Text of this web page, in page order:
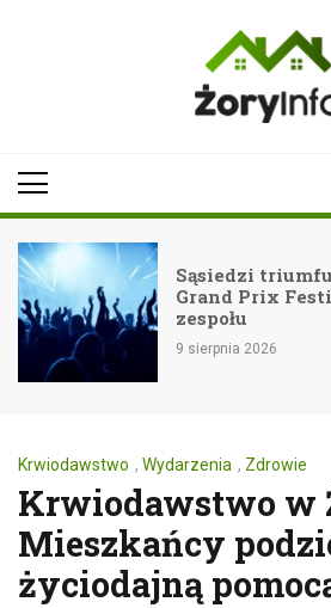
Sąsiedzi triumfują
Grand Prix
zespołu
9 sierpnia 2026
Krwiodawstwo , Wydarzenia , Zdrowie
Krwiodawstwo w
Mieszkańcy
życiodajną